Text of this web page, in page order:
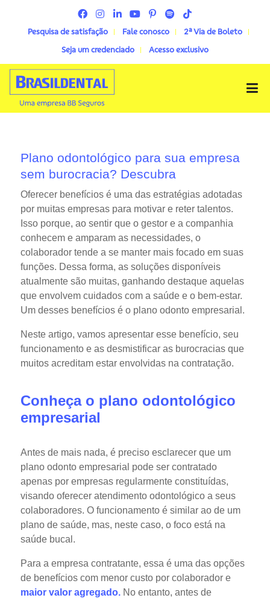
Pesquisa de satisfação Fale conosco
2ª Via de Boleto
Seja um credenciado
Acesso exclusivo
Menu
Plano odontológico para sua empresa
sem burocracia? Descubra
Oferecer benefícios é uma das estratégias adotadas
por muitas empresas para motivar e reter talentos.
Isso porque, ao sentir que o gestor e a companhia
conhecem e amparam as necessidades, o
colaborador tende a se manter mais focado em suas
funções. Dessa forma, as soluções disponíveis
atualmente são muitas, ganhando destaque aquelas
que envolvem cuidados com a saúde e o bem-estar.
Um desses benefícios é o plano odonto empresarial.
Neste artigo, vamos apresentar esse benefício, seu
funcionamento e as desmistificar as burocracias que
muitos acreditam estar envolvidas na contratação.
Conheça o plano odontológico
empresarial
Antes de mais nada, é preciso esclarecer que um
plano odonto empresarial pode ser contratado
apenas por empresas regularmente constituídas,
visando oferecer atendimento odontológico a seus
colaboradores. O funcionamento é similar ao de um
plano de saúde, mas, neste caso, o foco está na
saúde bucal.
Para a empresa contratante, essa é uma das opções
de benefícios com menor custo por colaborador e
maior valor agregado.No entanto, antes de